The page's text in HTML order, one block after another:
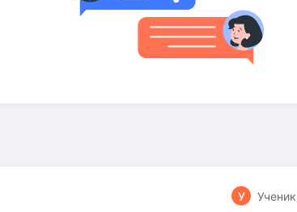
У Ученик